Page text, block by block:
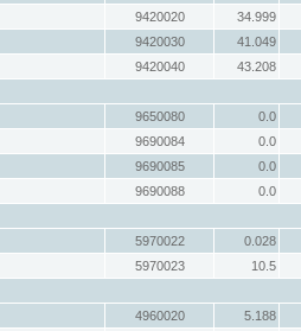
9420020
34.999
9420030
41.049
9420040
43.208
9650080
0.0
9690084
0.0
9690085
0.0
9690088
0.0
5970022
0.028
5970023
10.5
4960020
5.188